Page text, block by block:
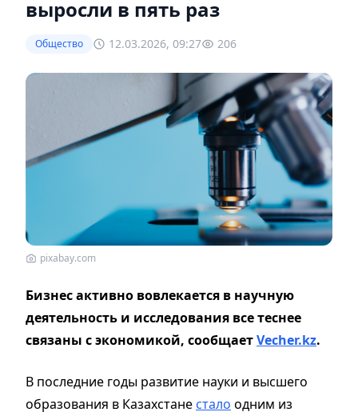
выросли в пять раз
Общество 12.03.2026, 09:27 206
pixabay.com
Бизнес активно вовлекается в научную
деятельность и исследования все теснее
связаны с экономикой, сообщаетVecher.kz.
В последние годы развитие науки и высшего
образования в Казахстане стало одним из